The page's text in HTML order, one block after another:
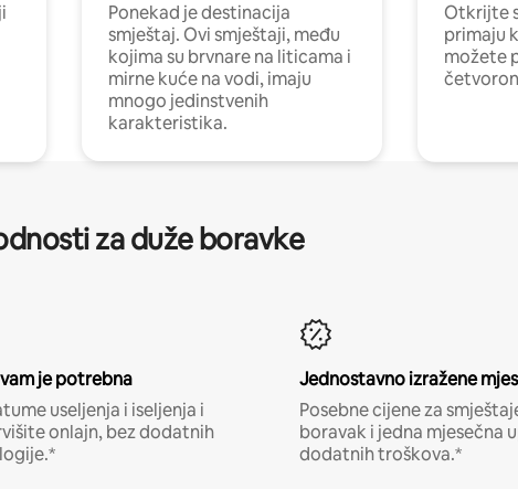
Ponekad je destinacija
smještaj. Ovi smještaji, među
kojima su brvnare na liticama i
mirne kuće na vodi, imaju
mnogo jedinstvenih
karakteristika.
Otkrijte
primaju
možete
za duže boravke
je potrebna
useljenja i iseljenja i
onlajn, bez dodatnih
Jednostavno izražene
Posebne cijene za
boravak i jedna mjesečna
dodatnih troškova.*